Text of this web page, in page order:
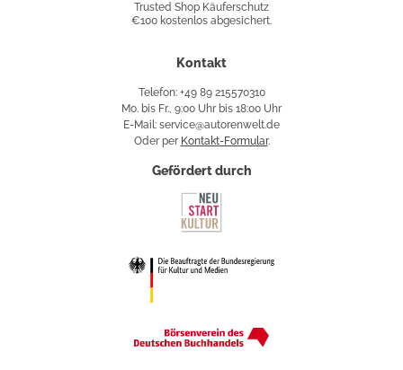
Käuferschutz
Trusted Shop Käuferschutz
€100 kostenlos abgesichert.
Kontakt
Telefon: +49 89 215570310
Mo. bis Fr., 9:00 Uhr bis 18:00 Uhr
E-Mail: service@autorenwelt.de
Oder per Kontakt-Formular.
Gefördert durch